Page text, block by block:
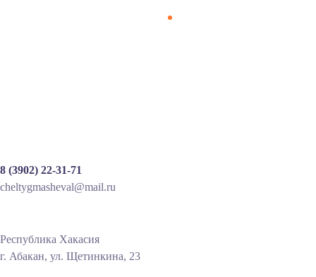
8 (3902) 22-31-71
cheltygmasheval@mail.ru
Республика Хакасия
г. Абакан, ул. Щетинкина, 23